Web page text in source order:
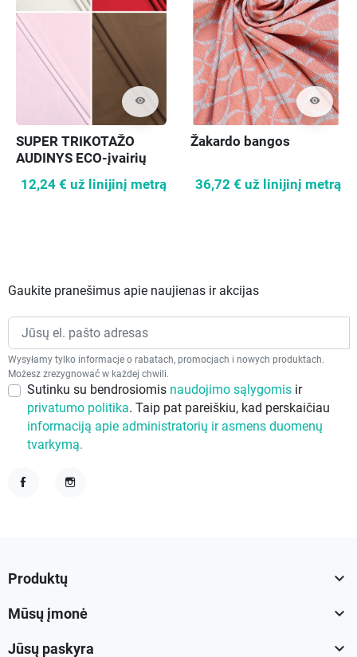
visibility
SUPER TRIKOTAŽO
AUDINYS ECO-įvairių
12,24 € už linijinį metrą
visibility
Žakardo bangos
36,72 € už linijinį metrą
Gaukite pranešimus apie naujienas ir akcijas
Wysyłamy tylko informacje o rabatach, promocjach i nowych produktach.
Możesz zrezygnować w każdej chwili.
Sutinku su bendrosiomis naudojimo sąlygomis ir
privatumo politika. Taip pat pareiškiu, kad perskaičiau
informaciją apie administratorių ir asmens duomenų
tvarkymą.
Produktų 
Mūsų įmonė 
Jūsų paskyra 